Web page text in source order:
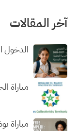
آخر المقالات
الدخول المدرسي
مباراة
مباراة توظيف 40 عون